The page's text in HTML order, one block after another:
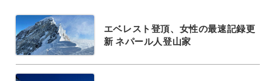
エベレスト登頂、女性の最速記録更
新 ネパール人登山家